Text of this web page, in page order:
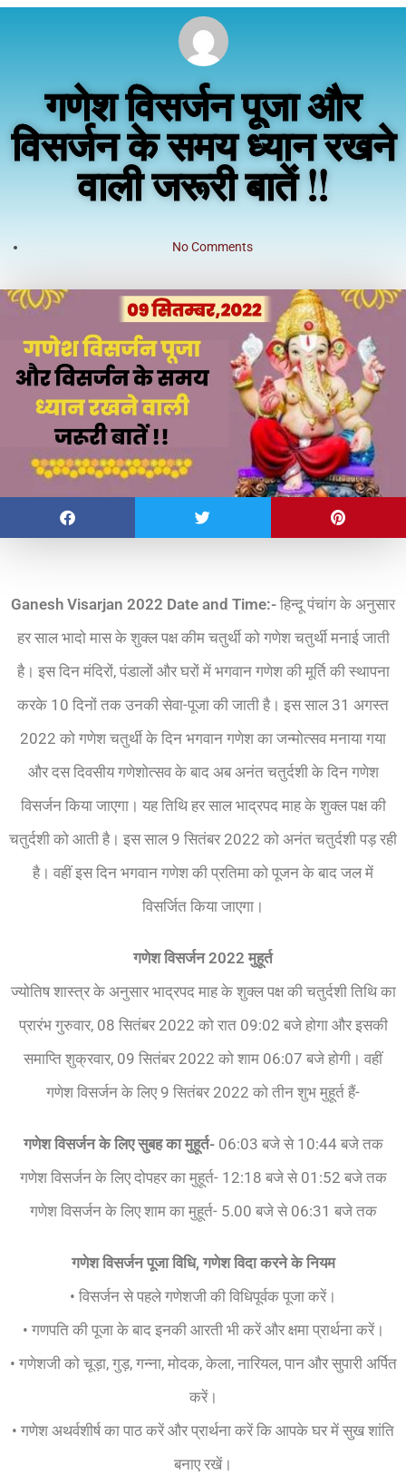
गणेश विसर्जन पूजा और
विसर्जन के समय ध्यान रखने
वाली जरूरी बातें !!
No Comments
Ganesh Visarjan 2022 Date and Time:- हिन्दू पंचांग के अनुसार
हर साल भादो मास के शुक्ल पक्ष कीम चतुर्थी को गणेश चतुर्थी मनाई जाती
है। इस दिन मंदिरों, पंडालों और घरों में भगवान गणेश की मूर्ति की स्थापना
करके 10 दिनों तक उनकी सेवा-पूजा की जाती है। इस साल 31 अगस्त
2022 को गणेश चतुर्थी के दिन भगवान गणेश का जन्मोत्सव मनाया गया
और दस दिवसीय गणेशोत्सव के बाद अब अनंत चतुर्दशी के दिन गणेश
विसर्जन किया जाएगा। यह तिथि हर साल भाद्रपद माह के शुक्ल पक्ष की
चतुर्दशी को आती है। इस साल 9 सितंबर 2022 को अनंत चतुर्दशी पड़ रही
है। वहीं इस दिन भगवान गणेश की प्रतिमा को पूजन के बाद जल में
विसर्जित किया जाएगा।
गणेश विसर्जन 2022 मुहूर्त
ज्योतिष शास्त्र के अनुसार भाद्रपद माह के शुक्ल पक्ष की चतुर्दशी तिथि का
प्रारंभ गुरुवार, 08 सितंबर 2022 को रात 09:02 बजे होगा और इसकी
समाप्ति शुक्रवार, 09 सितंबर 2022 को शाम 06:07 बजे होगी। वहीं
गणेश विसर्जन के लिए 9 सितंबर 2022 को तीन शुभ मुहूर्त हैं-
गणेश विसर्जन के लिए सुबह का मुहूर्त-06:03 बजे से 10:44 बजे तक
गणेश विसर्जन के लिए दोपहर का मुहूर्त- 12:18 बजे से 01:52 बजे तक
गणेश विसर्जन के लिए शाम का मुहूर्त- 5.00 बजे से 06:31 बजे तक
गणेश विसर्जन पूजा विधि, गणेश विदा करने के नियम
• विसर्जन से पहले गणेशजी की विधिपूर्वक पूजा करें।
• गणपति की पूजा के बाद इनकी आरती भी करें और क्षमा प्रार्थना करें।
• गणेशजी को चूड़ा, गुड़, गन्ना, मोदक, केला, नारियल, पान और सुपारी अर्पित
करें।
• गणेश अथर्वशीर्ष का पाठ करें और प्रार्थना करें कि आपके घर में सुख शांति
बनाए रखें।